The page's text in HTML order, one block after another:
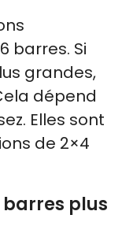
barres. Si
grandes,
dépend
Elles sont
de 2×4
plus